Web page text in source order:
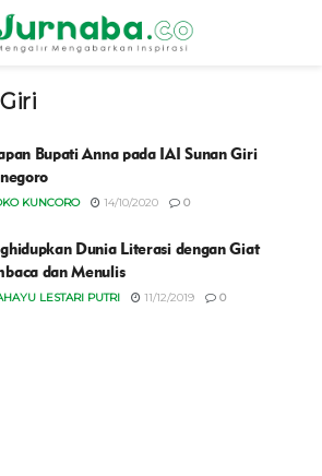
Bupati Anna pada IAI Sunan Giri
KUNCORO 14/10/2020 0
Dunia Literasi dengan Giat
dan Menulis
LESTARI PUTRI 11/12/2019 0